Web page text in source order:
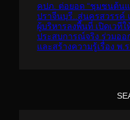
คปภ. ต่อยอด “ชุมชนต้น
ปราจีนบุรี..สู่นครสวรรค์
ผู้บริหารลงพื้นที่ เปิดเวที
ประสบการณ์จริง ร่วมอ
และสร้างความรู้เรื่อง พ.ร